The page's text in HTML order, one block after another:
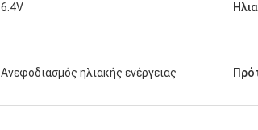
6.4V
Ανεφοδιασμός ηλιακής ενέργειας